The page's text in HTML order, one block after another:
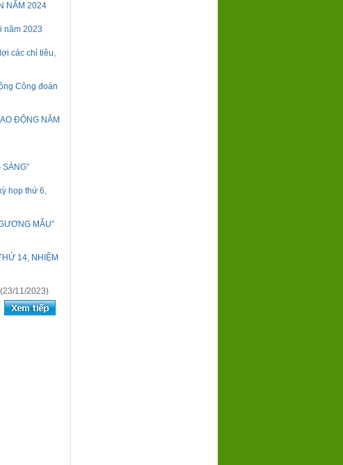
NĂM 2024
năm 2023
các chỉ tiêu,
Công đoàn
ĐỘNG NĂM
họp thứ 6,
MẪU”
14, NHIỆM
(23/11/2023)